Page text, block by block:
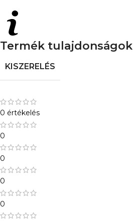
Termék tulajdonságok
KISZERELÉS
0 értékelés
0
0
0
0